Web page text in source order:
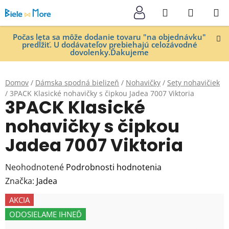
na
obsah
Počas leta sa môže dodanie tovaru "na objednávku"
predĺžiť. U dodávateľov prebiehajú celozávodné
dovolenky.Ďakujeme
Hľadať
KOŠÍK
Domov / Dámska spodná bielizeň / Nohavičky / Sety nohavičiek
/ 3PACK Klasické nohavičky s čipkou Jadea 7007 Viktoria
3PACK Klasické
nohavičky s čipkou
Jadea 7007 Viktoria
Priemerné
hodnotenie
produktu
je
0,0
Neohodnotené Podrobnosti hodnotenia
Značka: Jadea
AKCIA
ODOSIELAME IHNEĎ